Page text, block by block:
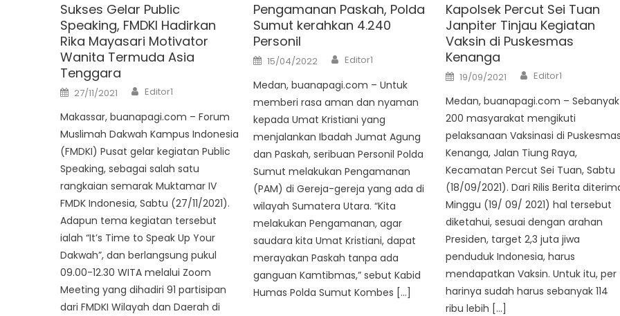
Sukses Gelar Public
Speaking, FMDKI Hadirkan
Rika Mayasari Motivator
Wanita Termuda Asia
Tenggara
Posted
on
27/11/2021 Author
Editor1
Makassar, buanapagi.com – Forum
Muslimah Dakwah Kampus Indonesia
(FMDKI) Pusat gelar kegiatan Public
Speaking, sebagai salah satu
rangkaian semarak Muktamar IV
FMDK Indonesia, Sabtu (27/11/2021).
Adapun tema kegiatan tersebut
ialah “It’s Time to Speak Up Your
Dakwah”, dan berlangsung pukul
09.00-12.30 WITA melalui Zoom
Meeting yang dihadiri 91 partisipan
dari FMDKI Wilayah dan Daerah di
Pengamanan Paskah, Polda
Sumut kerahkan 4.240
Personil
Posted
on
15/04/2022 Author
Editor1
Medan, buanapagi.com – Untuk
memberi rasa aman dan nyaman
kepada Umat Kristiani yang
menjalankan Ibadah Jumat Agung
dan Paskah, seribuan Personil Polda
Sumut melakukan Pengamanan
(PAM) di Gereja-gereja yang ada di
wilayah Sumatera Utara. “Kita
melakukan Pengamanan, agar
saudara kita Umat Kristiani, dapat
merayakan Paskah tanpa ada
ganguan Kamtibmas,” sebut Kabid
Humas Polda Sumut Kombes […]
Kapolsek Percut Sei Tuan
Janpiter Tinjau Kegiatan
Vaksin di Puskesmas
Kenanga
Posted
on
19/09/2021 Author
Editor1
Medan, buanapagi.com – Sebanyak
200 masyarakat mengikuti
pelaksanaan Vaksinasi di
Kenanga, Jalan Tiung Raya,
Kecamatan Percut Sei Tuan, Sabtu
(18/09/2021). Dari Rilis Berita
Minggu (19/ 09/ 2021) hal tersebut
diketahui, sesuai dengan arahan
Presiden, target 2,3 juta jiwa
penduduk Indonesia, harus
mendapatkan Vaksin. Untuk itu, per
harinya sudah harus sebanyak 114
ribu lebih […]